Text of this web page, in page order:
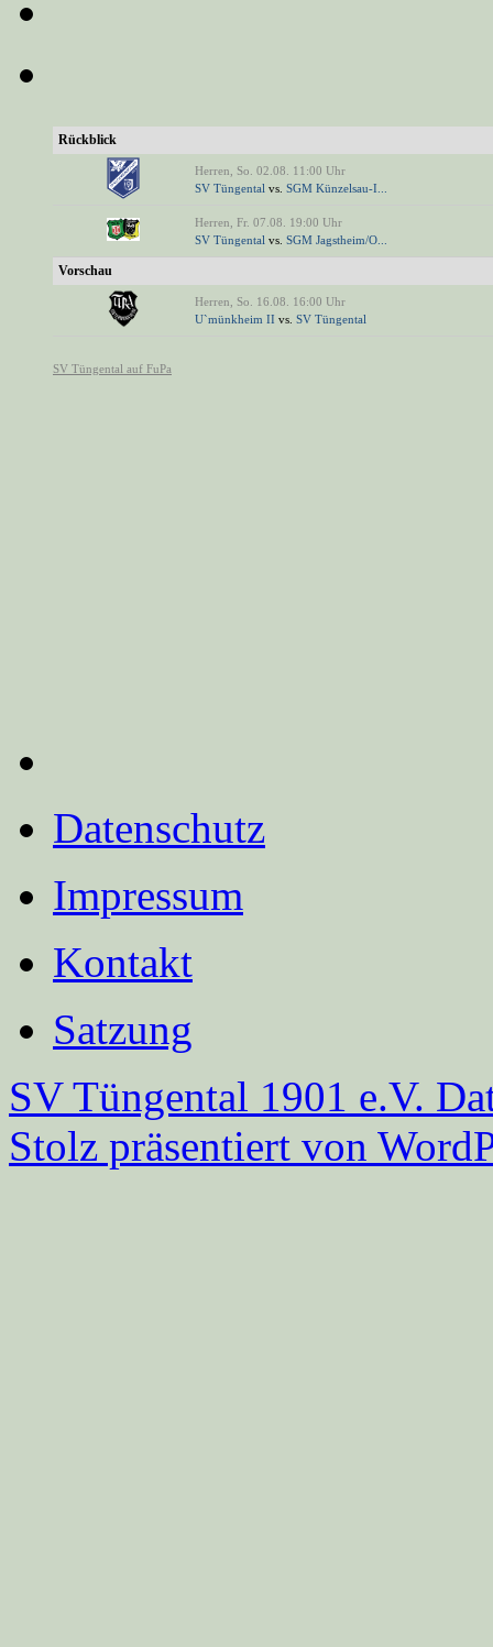
Datenschutz
Impressum
Kontakt
Satzung
SV Tüngental 1901 e.V.
Stolz präsentiert von